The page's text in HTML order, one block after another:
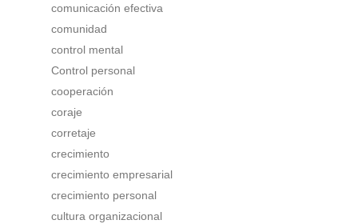
comunicación efectiva
comunidad
control mental
Control personal
cooperación
coraje
corretaje
crecimiento
crecimiento empresarial
crecimiento personal
cultura organizacional